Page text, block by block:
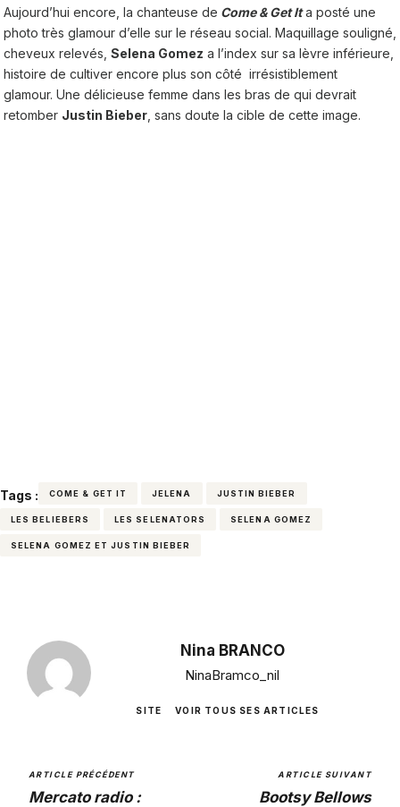
Aujourd’hui encore, la chanteuse de Come & Get Ita posté une
photo très glamour d’elle sur le réseau social. Maquillage souligné,
cheveux relevés, Selena Gomez a l’index sur sa lèvre inférieure,
histoire de cultiver encore plus son côté irrésistiblement
glamour. Une délicieuse femme dans les bras de qui devrait
retomber Justin Bieber , sans doute la cible de cette image.
Tags : COME & GET IT JELENA JUSTIN BIEBER
LES BELIEBERS LES SELENATORS SELENA GOMEZ
SELENA GOMEZ ET JUSTIN BIEBER
Nina BRANCO
NinaBramco_nil
SITE VOIR TOUS SES ARTICLES
ARTICLE PRÉCÉDENT
Mercato radio :
ARTICLE SUIVANT
Bootsy Bellows